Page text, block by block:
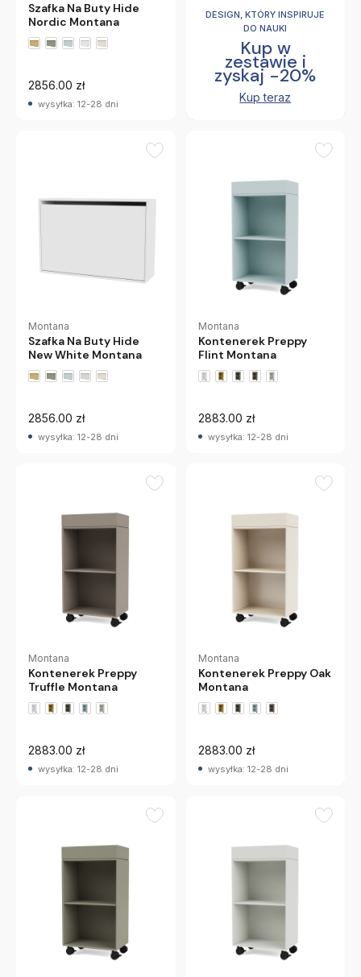
Szafka Na Buty Hide
Nordic Montana
2856.00 zł
wysyłka: 12-28 dni
DESIGN, KTÓRY INSPIRUJE
DO NAUKI
Kup w
zestawie i
zyskaj -20%
Kup teraz
Montana
Szafka Na Buty Hide
New White Montana
2856.00 zł
wysyłka: 12-28 dni
Montana
Kontenerek Preppy
Flint Montana
2883.00 zł
wysyłka: 12-28 dni
Montana
Kontenerek Preppy
Truffle Montana
2883.00 zł
wysyłka: 12-28 dni
Montana
Kontenerek Preppy Oak
Montana
2883.00 zł
wysyłka: 12-28 dni